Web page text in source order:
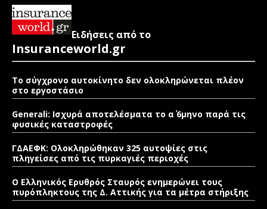
Ειδήσεις από το
Insuranceworld.gr
Το σύγχρονο αυτοκίνητο δεν ολοκληρώνεται πλέον
στο εργοστάσιο
Generali: Ισχυρά αποτελέσματα το α΄ 6μηνο παρά τις
φυσικές καταστροφές
ΓΔΑΕΦΚ: Ολοκληρώθηκαν 325 αυτοψίες στις
πληγείσες από τις πυρκαγιές περιοχές
Ο Ελληνικός Ερυθρός Σταυρός ενημερώνει τους
πυρόπληκτους της Δ. Αττικής για τα μέτρα στήριξης